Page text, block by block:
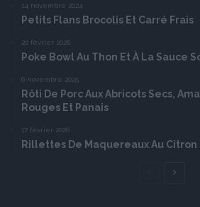
14 novembre 2024
Petits Flans Brocolis Et Carré Frais
20 février 2026
Poke Bowl Au Thon Et À La Sauce
6 novembre 2025
Rôti De Porc Aux Abricots Secs,
Rouges Et Panais
17 février 2026
Rillettes De Maquereaux Au Citron
Page